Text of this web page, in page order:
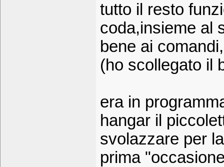
tutto il resto
coda,insieme al
bene ai
(ho scollegato il
era in
hangar il
svolazzare per
prima